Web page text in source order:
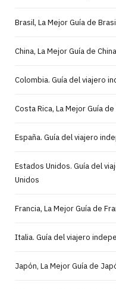
Brasil, La Mejor Guía de
China, La Mejor Guía de China
Colombia. Guía del viajero
Costa Rica, La Mejor Guía
España. Guía del viajero
Estados Unidos. Guía del
Unidos
Francia, La Mejor Guía de
Italia. Guía del viajero
Japón, La Mejor Guía de